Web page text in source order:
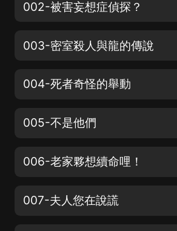
002-被害妄想症偵探？
003-密室殺人與龍的傳說
004-死者奇怪的舉動
005-不是他們
006-老家夥想續命哩！
007-夫人您在說謊